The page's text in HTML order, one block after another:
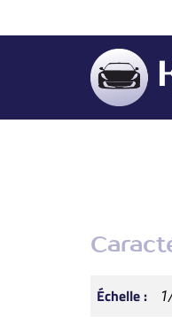
Échelle :